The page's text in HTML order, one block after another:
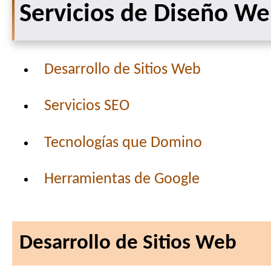
Servicios de Diseño
Desarrollo de Sitios Web
Servicios SEO
Tecnologías que Domino
Herramientas de Google
Desarrollo de Sitios Web